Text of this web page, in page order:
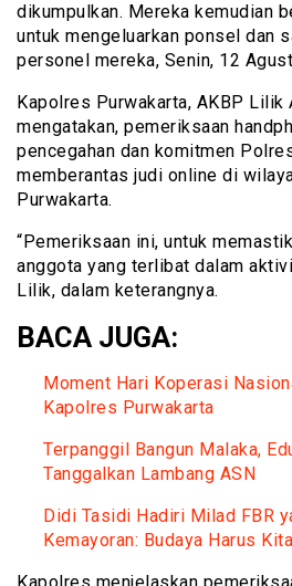
dikumpulkan. Mereka kemudian
untuk mengeluarkan ponsel dan
personel mereka, Senin, 12
Kapolres Purwakarta, AKBP Lilik
mengatakan, pemeriksaan
pencegahan dan komitmen
memberantas judi online di
Purwakarta.
“Pemeriksaan ini, untuk
anggota yang terlibat dalam
Lilik, dalam keterangnya.
BACA JUGA:
Moment Hari Koperasi
Kapolres Purwakarta
Terpanggil Bangun Malaka,
Tanggalkan Lambang ASN
Didi Tasidi Hadiri Milad FBR
Kemayoran: Budaya Harus